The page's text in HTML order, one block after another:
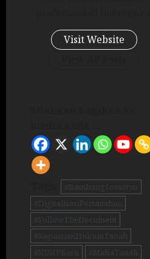
Visit Website
#BambangSoesatyo
#DigitalisasiPertanahan
#FollowTheDocument
#KepastianHukumTanah
#KUHPBaru
#MafiaTanah